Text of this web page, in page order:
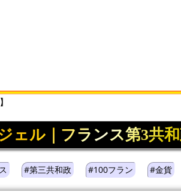
ェル｜フランス第3共和
#第三共和政 #100フラン #金貨